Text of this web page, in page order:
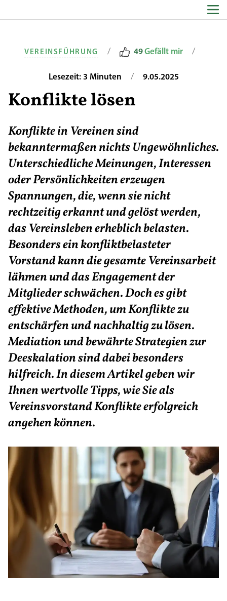
VEREINSFÜHRUNG / 49Gefällt mir /
Lesezeit: 3 Minuten / 9.05.2025
Konflikte lösen
Konflikte in Vereinen sind
bekanntermaßen nichts Ungewöhnliches.
Unterschiedliche Meinungen, Interessen
oder Persönlichkeiten erzeugen
Spannungen, die, wenn sie nicht
rechtzeitig erkannt und gelöst werden,
das Vereinsleben erheblich belasten.
Besonders ein konfliktbelasteter
Vorstand kann die gesamte Vereinsarbeit
lähmen und das Engagement der
Mitglieder schwächen. Doch es gibt
effektive Methoden, um Konflikte zu
entschärfen und nachhaltig zu lösen.
Mediation und bewährte Strategien zur
Deeskalation sind dabei besonders
hilfreich. In diesem Artikel geben wir
Ihnen wertvolle Tipps, wie Sie als
Vereinsvorstand Konflikte erfolgreich
angehen können.